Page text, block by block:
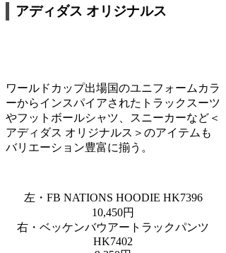
アディダス オリジナルス
ワールドカップ出場国のユニフォームカラ
ーからインスパイアされたトラックスーツ
やフットボールシャツ、スニーカーなど＜
アディダス オリジナルス＞のアイテムも
バリエーション豊富に揃う。
左・FB NATIONS HOODIE HK7396
10,450円
右・ベッケンバウアートラックパンツ
HK7402